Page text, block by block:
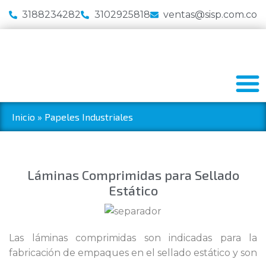
3188234282 3102925818 ventas@sisp.com.co
Inicio » Papeles Industriales
Láminas Comprimidas para Sellado
Estático
Las láminas comprimidas son indicadas para la
fabricación de empaques en el sellado estático y son